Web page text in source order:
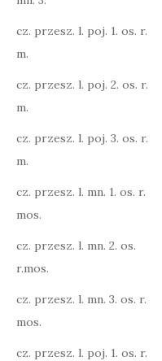
cz. przesz. l. poj. 1. os. r.
m.
cz. przesz. l. poj. 2. os. r.
m.
cz. przesz. l. poj. 3. os. r.
m.
cz. przesz. l. mn. 1. os. r.
mos.
cz. przesz. l. mn. 2. os.
r.mos.
cz. przesz. l. mn. 3. os. r.
mos.
cz. przesz. l. poj. 1. os. r.